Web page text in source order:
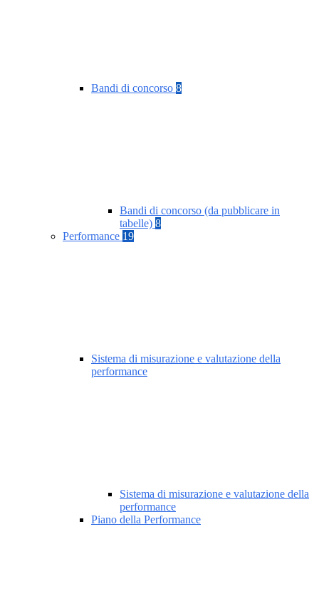
Bandi di concorso 8
Bandi di concorso (da pubblicare in
tabelle) 8
Performance 19
Sistema di misurazione e valutazione della
performance
Sistema di misurazione e valutazione della
performance
Piano della Performance